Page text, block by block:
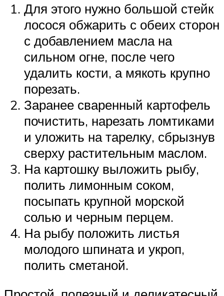
Для этого нужно большой стейк
лосося обжарить с обеих сторон
с добавлением масла на
сильном огне, после чего
удалить кости, а мякоть крупно
порезать.
Заранее сваренный картофель
почистить, нарезать ломтиками
и уложить на тарелку, сбрызнув
сверху растительным маслом.
На картошку выложить рыбу,
полить лимонным соком,
посыпать крупной морской
солью и черным перцем.
На рыбу положить листья
молодого шпината и укроп,
полить сметаной.